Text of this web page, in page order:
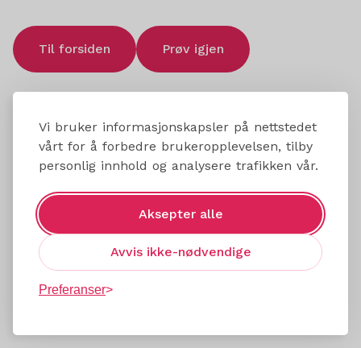
Vi bruker informasjonskapsler på nettstedet
vårt for å forbedre brukeropplevelsen, tilby
personlig innhold og analysere trafikken vår.
Aksepter alle
Avvis ikke-nødvendige
Preferanser
Til forsiden Prøv igjen